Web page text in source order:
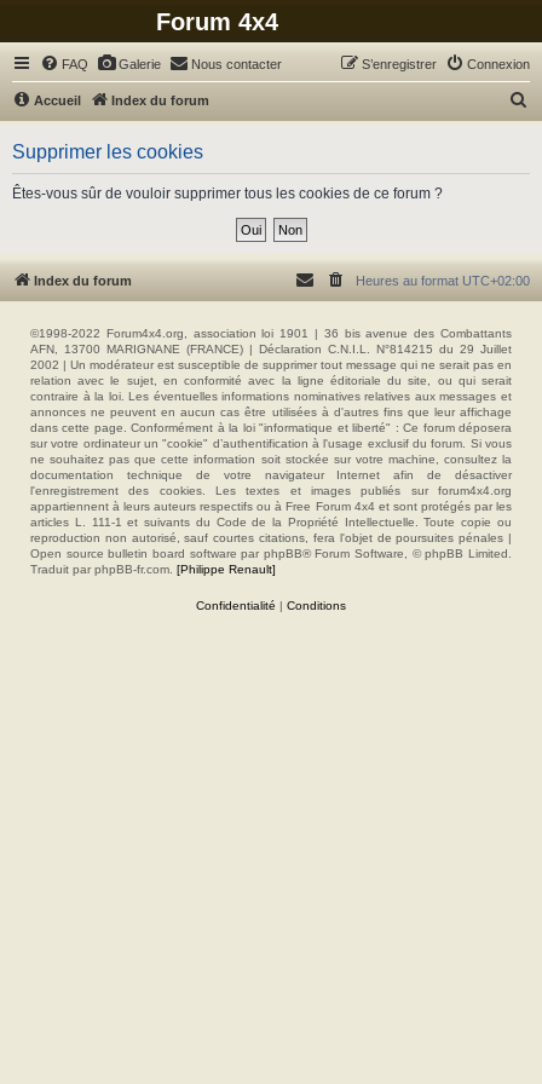
Forum 4x4
FAQ Galerie Nous contacter Connexion
S’enregistrer
Accueil Index du forum
h
Supprimer les cookies
Êtes-vous sûr de vouloir supprimer tous les cookies de ce forum ?
Index du forum Heures au format UTC+02:00
©1998-2022 Forum4x4.org, association loi 1901 | 36 bis avenue des Combattants
AFN, 13700 MARIGNANE (FRANCE) | Déclaration C.N.I.L. N°814215 du 29 Juillet
2002 | Un modérateur est susceptible de supprimer tout message qui ne serait pas en
relation avec le sujet, en conformité avec la ligne éditoriale du site, ou qui serait
contraire à la loi. Les éventuelles informations nominatives relatives aux messages et
annonces ne peuvent en aucun cas être utilisées à d'autres fins que leur affichage
dans cette page. Conformément à la loi "informatique et liberté" : Ce forum déposera
sur votre ordinateur un "cookie" d’authentification à l'usage exclusif du forum. Si vous
ne souhaitez pas que cette information soit stockée sur votre machine, consultez la
documentation technique de votre navigateur Internet afin de désactiver
l'enregistrement des cookies. Les textes et images publiés sur forum4x4.org
appartiennent à leurs auteurs respectifs ou à Free Forum 4x4 et sont protégés par les
articles L. 111-1 et suivants du Code de la Propriété Intellectuelle. Toute copie ou
reproduction non autorisé, sauf courtes citations, fera l'objet de poursuites pénales |
Open source bulletin board software par phpBB® Forum Software, © phpBB Limited.
Traduit par phpBB-fr.com. [Philippe Renault]
Confidentialité | Conditions